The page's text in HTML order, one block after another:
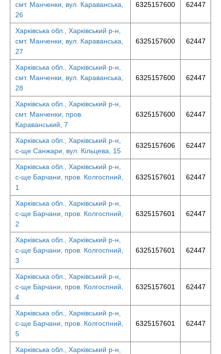
смт. Манченки, вул. Караванська,
26
6325157600 62447
Харківська обл., Харківський р-н,
смт. Манченки, вул. Караванська,
27
6325157600 62447
Харківська обл., Харківський р-н,
смт. Манченки, вул. Караванська,
28
6325157600 62447
Харківська обл., Харківський р-н,
смт. Манченки, пров.
Караванський, 7
6325157600 62447
Харківська обл., Харківський р-н,
с-ще Санжари, вул. Кільцева, 15
6325157606 62447
Харківська обл., Харківський р-н,
с-ще Барчани, пров. Колгоспний,
1
6325157601 62447
Харківська обл., Харківський р-н,
с-ще Барчани, пров. Колгоспний,
2
6325157601 62447
Харківська обл., Харківський р-н,
с-ще Барчани, пров. Колгоспний,
3
6325157601 62447
Харківська обл., Харківський р-н,
с-ще Барчани, пров. Колгоспний,
4
6325157601 62447
Харківська обл., Харківський р-н,
с-ще Барчани, пров. Колгоспний,
5
6325157601 62447
Харківська обл., Харківський р-н,